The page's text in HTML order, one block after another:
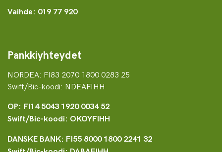
Vaihde: 019 77 920
Pankkiyhteydet
NORDEA: FI83 2070 1800 0283 25
Swift/Bic-koodi: NDEAFIHH
OP: FI14 5043 1920 0034 52
Swift/Bic-koodi: OKOYFIHH
DANSKE BANK: FI55 8000 1800 2241 32